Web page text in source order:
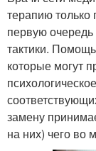
терапию только
первую
тактики.
которые могут
замену
на них) чего во